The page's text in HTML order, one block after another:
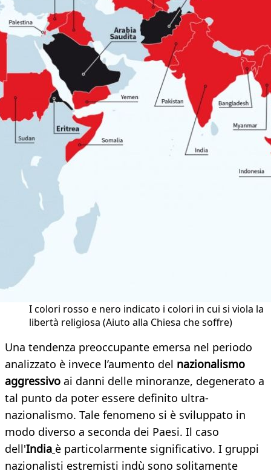
I colori rosso e nero indicato i colori in cui si viola la
libertà religiosa (Aiuto alla Chiesa che soffre)
Una tendenza preoccupante emersa nel periodo
analizzato è invece l’aumento del nazionalismo
aggressivo ai danni delle minoranze, degenerato a
tal punto da poter essere definito ultra-
nazionalismo. Tale fenomeno si è sviluppato in
modo diverso a seconda dei Paesi. Il caso
dell'India è particolarmente significativo. I gruppi
nazionalisti estremisti indù sono solitamente